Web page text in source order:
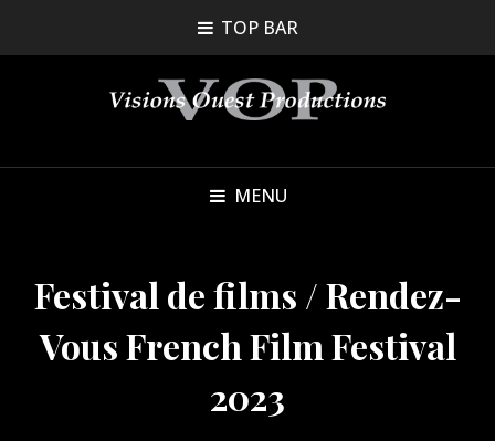
TOP BAR
MENU
Festival de films / Rendez-
Vous French Film Festival
2023